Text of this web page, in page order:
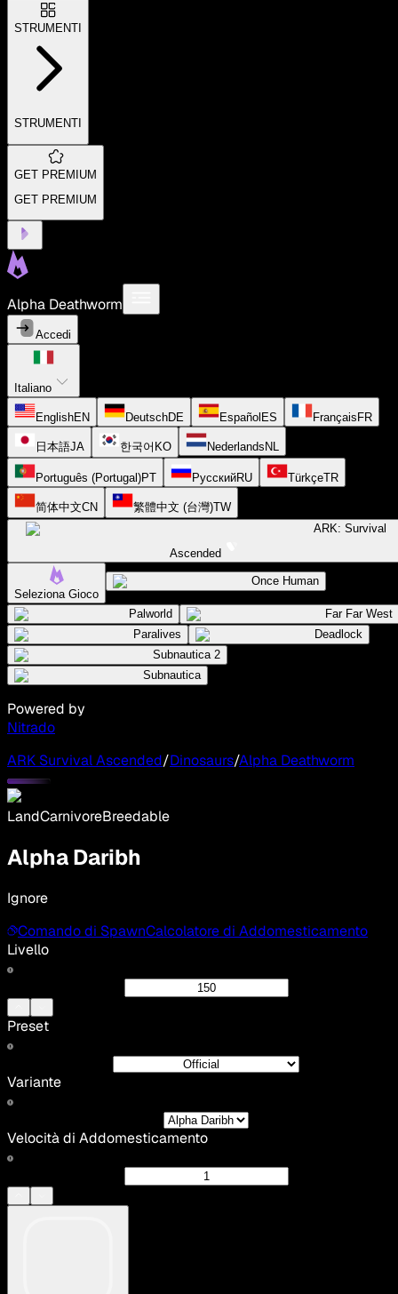
STRUMENTI
STRUMENTI
GET PREMIUM
GET PREMIUM
Alpha Deathworm
Accedi
Italiano
EnglishEN DeutschDE Español ES Français FR
日本語JA 한국어 KO Nederlands NL
Português (Portugal)PT РусскийRU TürkçeTR
简体中文CN 繁體中文 (台灣)TW
ARK: Survival
Ascended
Seleziona Gioco
Once Human
Palworld
Far Far West
Paralives
Deadlock
Subnautica 2
Subnautica
Powered by
Nitrado
ARK Survival Ascended/Dinosaurs/Alpha Deathworm
LandCarnivoreBreedable
Alpha Daribh
Ignore
Comando di SpawnCalcolatore di Addomesticamento
Livello
Preset
Variante
Velocità di Addomesticamento